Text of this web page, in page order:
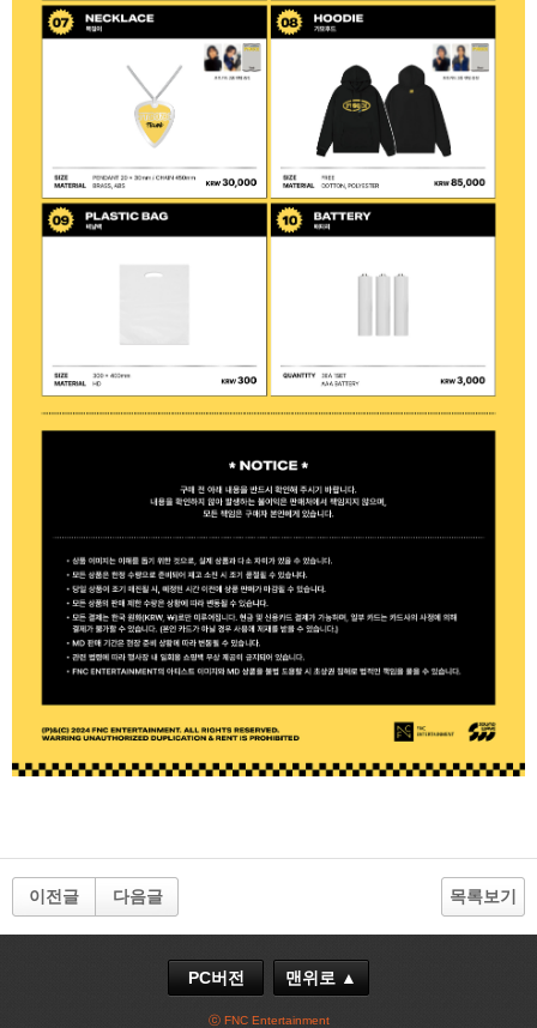
이전글 다음글 목록보기
PC버전 맨위로 ▲
ⓒ FNC Entertainment